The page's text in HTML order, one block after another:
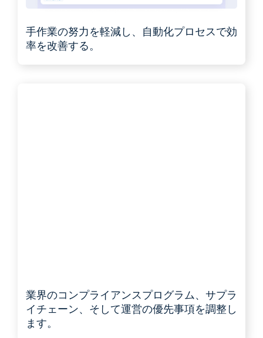
手作業の努力を軽減し、自動化プロセスで効
率を改善する。
業界のコンプライアンスプログラム、サプラ
イチェーン、そして運営の優先事項を調整し
ます。